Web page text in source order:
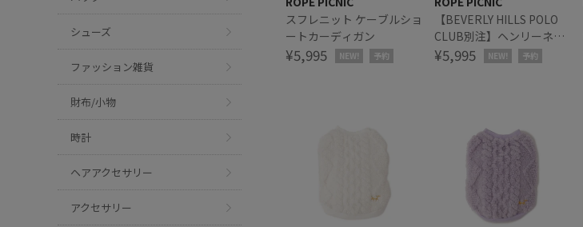
シューズ
ファッション雑貨
財布/小物
時計
ヘアアクセサリー
アクセサリー
スフレニット ケーブルショ
ートカーディガン
¥5,995 NEW! 予約
【BEVERLY HILLS POLO
CLUB別注】ヘンリーネッ
クミニケーブルニットプル
¥5,995 NEW! 予約